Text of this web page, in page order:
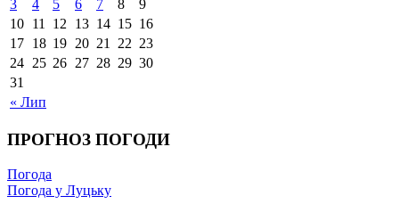
« Лип
3
4 5 6 7 8
9
10 11 12 13 14 15 16
17 18 19 20 21 22 23
24 25 26 27 28 29 30
31
ПРОГНОЗ ПОГОДИ
Погода
Погода у Луцьку